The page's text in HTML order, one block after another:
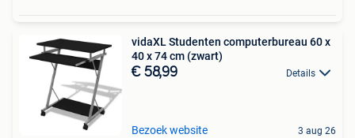
vidaXL Studenten computerbureau 60 x
40 x 74 cm (zwart)
€ 58,99 Details
Bezoek website 3 aug 26